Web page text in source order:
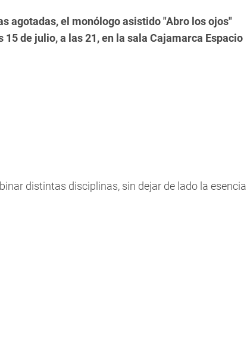
agotadas, el monólogo asistido "Abro los ojos"
de julio, a las 21, en la sala Cajamarca Espacio
distintas disciplinas, sin dejar de lado la esencia